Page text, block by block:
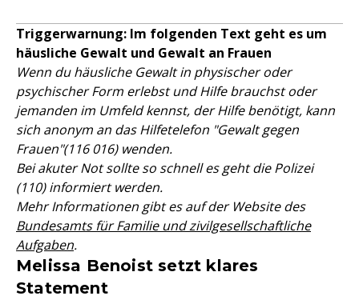
Triggerwarnung: Im folgenden Text geht es um
häusliche Gewalt und Gewalt an Frauen
Wenn du häusliche Gewalt in physischer oder
psychischer Form erlebst und Hilfe brauchst oder
jemanden im Umfeld kennst, der Hilfe benötigt, kann
sich anonym an das Hilfetelefon "Gewalt gegen
Frauen"(116 016) wenden.
Bei akuter Not sollte so schnell es geht die Polizei
(110) informiert werden.
Mehr Informationen gibt es auf der Website des
Bundesamts für Familie und zivilgesellschaftliche
Aufgaben.
Melissa Benoist setzt klares
Statement